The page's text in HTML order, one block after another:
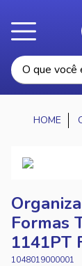
Formas
1141PT
1048019000001